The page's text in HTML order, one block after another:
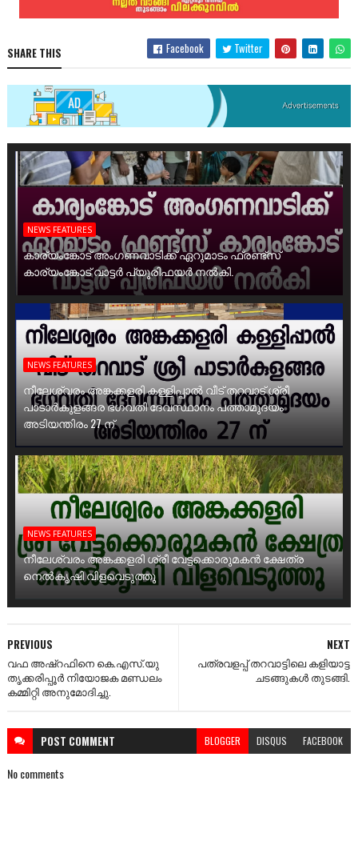
SHARE THIS Facebook Twitter
NEWS FEATURES
കാര്യംങ്കോട് അംഗണവാടിക്ക് ഏറുമാടം ഫ്രണ്ട്സ്
കാര്യംങ്കോട് വാട്ടർ പ്യൂരിഫയർ നൽകി.
NEWS FEATURES
നീലേശ്വരം അങ്കക്കളരി കള്ളിപ്പാൽ വീട് തറവാട് ശ്രീ
പാടാർകുളങ്ങര ഭഗവതി ദേവസ്ഥാനം പത്താമുദയം
അടിയന്തിരം 27 ന്
NEWS FEATURES
നീലേശ്വരം അങ്കക്കളരി ശ്രീ വേട്ടക്കൊരുമകൻ ക്ഷേത്ര
നെൽകൃഷി വിളവെടുത്തു
NEXT
പത്രവളപ്പ് തറവാട്ടിലെ കളിയാട്ട
ചടങ്ങുകൾ തുടങ്ങി.
PREVIOUS
വഫ അഷ്റഫിനെ കെ.എസ്.യു
തൃക്കരിപ്പൂർ നിയോജക മണ്ഡലം
കമ്മിറ്റി അനുമോദിച്ചു.
POST COMMENT BLOGGER DISQUS FACEBOOK
No comments